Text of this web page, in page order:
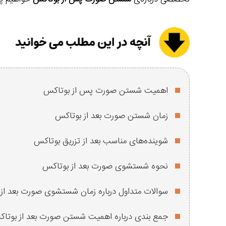
اهمیت شستن صورت پس از بوتاکس
زمان شستن صورت بعد از بوتاکس
شوینده‌های مناسب بعد از تزریق بوتاکس
نحوه شستشوی صورت بعد از بوتاکس
سوالات متداول درباره زمان شستشوی صورت بعد
جمع بندی درباره اهمیت شستن صورت بعد از